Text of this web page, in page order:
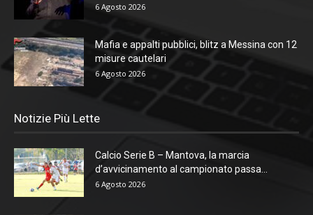
6 Agosto 2026
Mafia e appalti pubblici, blitz a Messina con 12
misure cautelari
6 Agosto 2026
Notizie Più Lette
Calcio Serie B – Mantova, la marcia
d’avvicinamento al campionato passa...
6 Agosto 2026